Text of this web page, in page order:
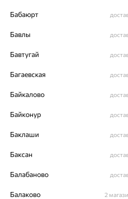
Бабаюрт
Бавлы
Бавтугай
Багаевская
Байкалово
Байконур
Баклаши
Баксан
Балабаново
Балаково 2